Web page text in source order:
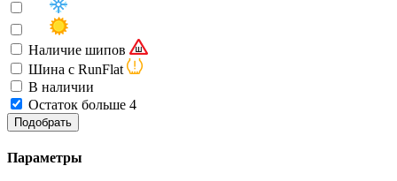
Наличие шипов
Шина с RunFlat
В наличии
Остаток больше 4
Подобрать
Параметры